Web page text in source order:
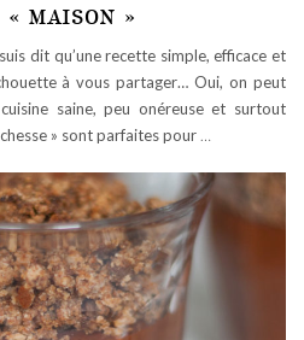
« MAISON »
dit qu’une recette simple, efficace et
à vous partager… Oui, on peut
saine, peu onéreuse et surtout
» sont parfaites pour …